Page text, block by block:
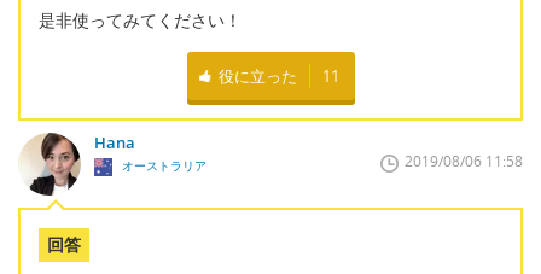
是非使ってみてください！
役に立った 11
Hana
オーストラリア 2019/08/06 11:58
回答